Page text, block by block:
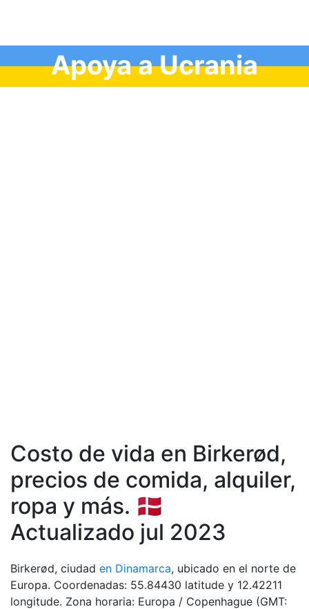
Apoya a Ucrania
Costo de vida en Birkerød,
precios de comida, аlquiler,
ropa y más. 🇩🇰
Actualizado jul 2023
Birkerød, ciudad en Dinamarca, ubicado en el norte de
Europa. Coordenadas: 55.84430 latitude y 12.42211
longitude. Zona horaria: Europa / Copenhague (GMT: